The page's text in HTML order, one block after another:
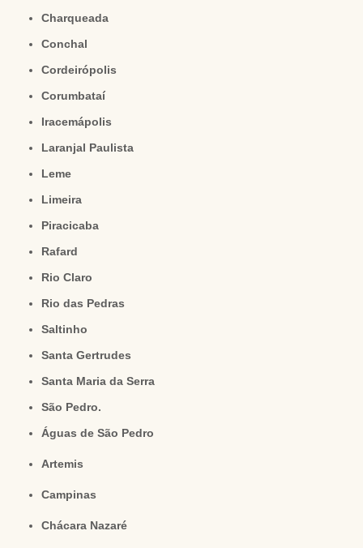
Charqueada
Conchal
Cordeirópolis
Corumbataí
Iracemápolis
Laranjal Paulista
Leme
Limeira
Piracicaba
Rafard
Rio Claro
Rio das Pedras
Saltinho
Santa Gertrudes
Santa Maria da Serra
São Pedro.
Águas de São Pedro
Artemis
Campinas
Chácara Nazaré